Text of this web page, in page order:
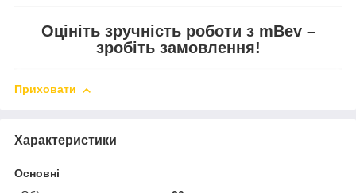
Оцініть зручність роботи з mBev –
зробіть замовлення!
Приховати
Характеристики
Основні